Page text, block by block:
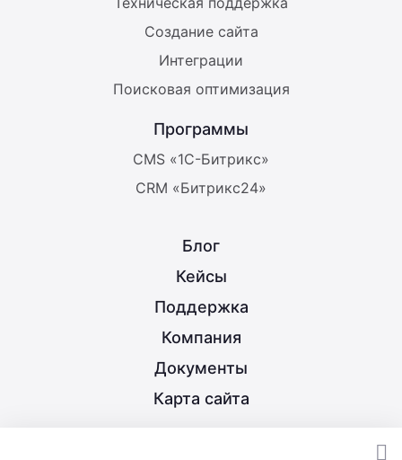
Создание сайта
Интеграции
Поисковая оптимизация
Программы
CMS «1С-Битрикс»
CRM «Битрикс24»
Блог
Кейсы
Поддержка
Компания
Документы
Карта сайта